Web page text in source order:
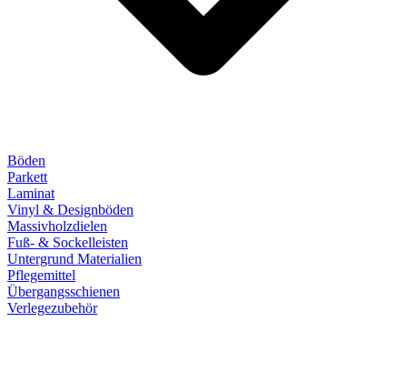
Böden
Parkett
Laminat
Vinyl & Designböden
Massivholzdielen
Fuß- & Sockelleisten
Untergrund Materialien
Pflegemittel
Übergangsschienen
Verlegezubehör